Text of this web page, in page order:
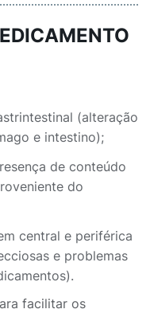
(alteração
e intestino);
de conteúdo
do
central e periférica
e problemas
facilitar os